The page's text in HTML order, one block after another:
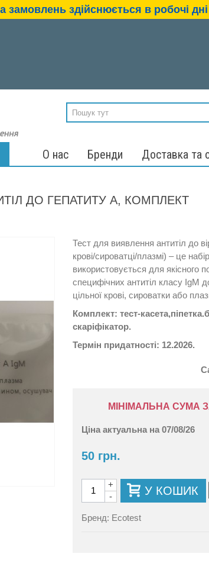
замовлень здійснюється в робочі
О нас Бренди Доставка та
ДО ГЕПАТИТУ A, КОМПЛЕКТ
Тест для виявлення антитіл до
крові/сироватці/плазмі) – це
використовується для якісного
специфічних антитіл класу IgM
цільної крові, сироватки або
Комплект: тест-
скаріфікатор.
Термін придатності: 12.2026.
МІНІМАЛЬНА СУМА
Ціна актуальна на 07/08/26
50 грн.
-
+ У КОШИК
Бренд: Ecotest